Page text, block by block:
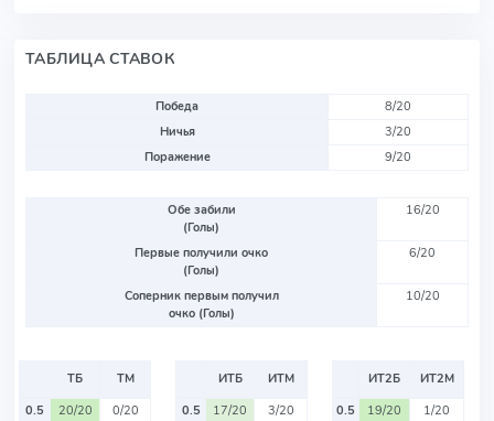
ТАБЛИЦА СТАВОК
Победа
8/20
Ничья
3/20
Поражение
9/20
Обе забили
(Голы)
16/20
Первые получили очко
(Голы)
6/20
Соперник первым получил
очко (Голы)
10/20
ТБ
ТМ
0.5
20/20
0/20
ИТБ
ИТМ
0.5
17/20
3/20
ИТ2Б
ИТ2М
0.5
19/20
1/20